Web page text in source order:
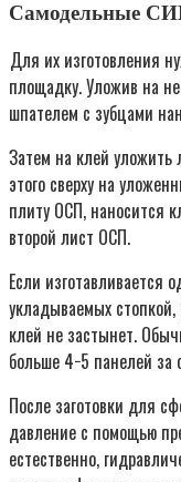
Самодельные
Для их изготовления
площадку. Уложив на
шпателем с зубцами
Затем на клей
этого сверху на
плиту ОСП, наносится
второй лист ОСП.
Если изготавливается
укладываемых стопкой,
клей не застынет.
больше 4−5 панелей за
После заготовки для
давление с помощью
естественно,